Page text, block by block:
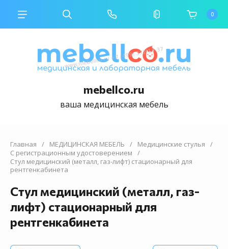
mebellco.ru
ваша медицинская мебель
0
Главная / МЕДИЦИНСКАЯ МЕБЕЛЬ / Медицинские стулья
/
С регистрационным удостоверением
/
Стул медицинский (металл, газ-лифт) стационарный для
рентгенкабинета
Стул медицинский (металл, газ-
лифт) стационарный для
рентгенкабинета